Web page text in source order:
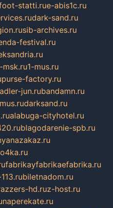
statti.rue-abis1c.ru
dark-sand.ru
sib-archives.ru
festival.ru
msk.ru1-mus.ru
purse-factory.ru
adler-jun.rubandamn.ru
darksand.ru
alabuga-cityhotel.ru
blagodarenie-spb.ru
fabrikayfabrikaefabrika.ru
biletnadom.ru
hd.ruz-host.ru
naperekate.ru